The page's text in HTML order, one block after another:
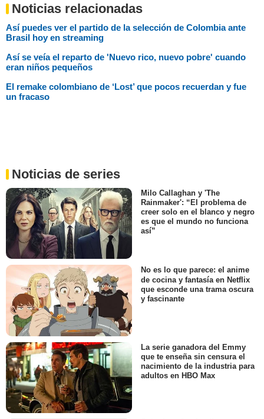
Noticias relacionadas
Así puedes ver el partido de la selección de Colombia ante
Brasil hoy en streaming
Así se veía el reparto de 'Nuevo rico, nuevo pobre' cuando
eran niños pequeños
El remake colombiano de ‘Lost’ que pocos recuerdan y fue
un fracaso
Noticias de series
Milo Callaghan y 'The
Rainmaker': “El problema de
creer solo en el blanco y negro
es que el mundo no funciona
así”
No es lo que parece: el anime
de cocina y fantasía en Netflix
que esconde una trama oscura
y fascinante
La serie ganadora del Emmy
que te enseña sin censura el
nacimiento de la industria para
adultos en HBO Max